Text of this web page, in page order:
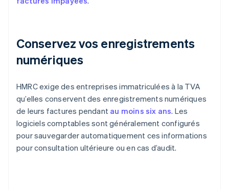
Conservez vos enregistrements
numériques
HMRC exige des entreprises immatriculées à la TVA
qu’elles conservent des enregistrements numériques
de leurs factures pendant au moins six ans. Les
logiciels comptables sont généralement configurés
pour sauvegarder automatiquement ces informations
pour consultation ultérieure ou en cas d’audit.